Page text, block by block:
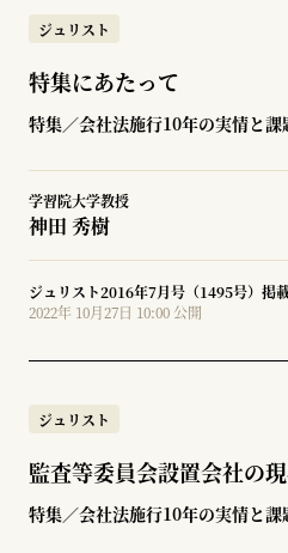
ジュリスト
特集にあたって
特集／会社法施行10年の実情と課
学習院大学教授
神田 秀樹
ジュリスト2016年7月号（1495号）掲
2022年 10月27日 10:00 公開
ジュリスト
監査等委員会設置会社の
特集／会社法施行10年の実情と課